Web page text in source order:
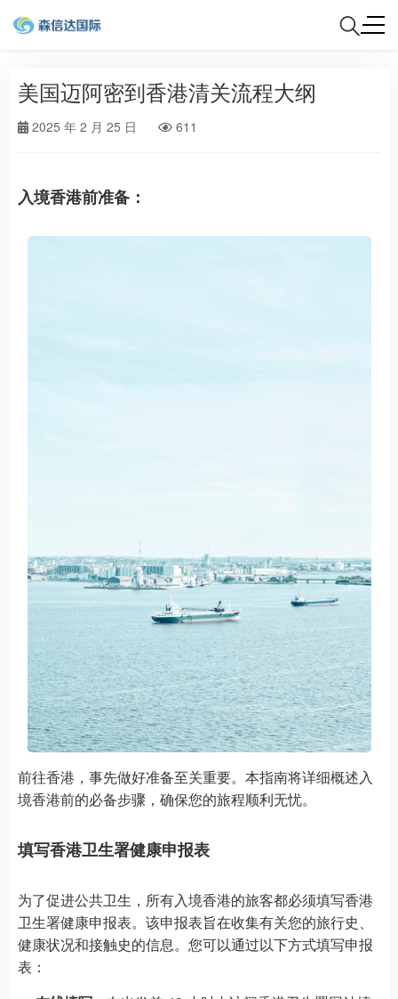
美国迈阿密到香港清关流程大纲
2025 年 2 月 25 日 611
入境香港前准备：
前往香港，事先做好准备至关重要。本指南将详细概述入
境香港前的必备步骤，确保您的旅程顺利无忧。
填写香港卫生署健康申报表
为了促进公共卫生，所有入境香港的旅客都必须填写香港
卫生署健康申报表。该申报表旨在收集有关您的旅行史、
健康状况和接触史的信息。您可以通过以下方式填写申报
表：